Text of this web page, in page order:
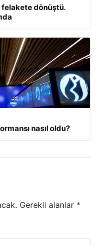
felakete dönüştü.
nasıl oldu?
Gerekli alanlar *